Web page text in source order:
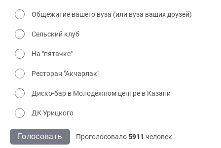
Общежитие вашего вуза (или вуза ваших друзей)
Сельский клуб
На "пятачке"
Ресторан "Акчарлак"
Диско-бар в Молодёжном центре в Казани
ДК Урицкого
Голосовать Проголосовало5911 человек